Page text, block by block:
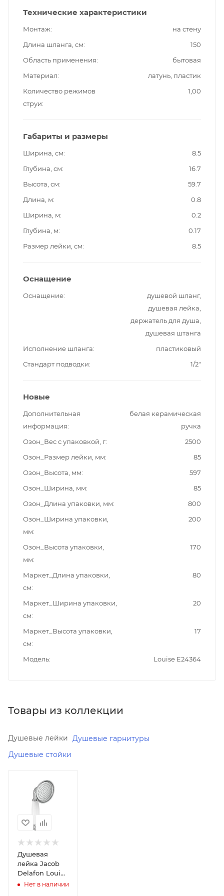
Технические характеристики
Монтаж
на стену
Длина шланга, см
150
Область применения
бытовая
Материал
латунь, пластик
Количество режимов
струи
1,00
Габариты и размеры
Ширина, см
8.5
Глубина, см
16.7
Высота, см
59.7
Длина, м
0.8
Ширина, м
0.2
Глубина, м
0.17
Размер лейки, см
8.5
Оснащение
Оснащение
душевой шланг,
душевая лейка,
держатель для душа,
душевая штанга
Исполнение шланга
пластиковый
Стандарт подводки
1/2"
Новые
Дополнительная
информация
белая керамическая
ручка
Озон_Вес с упаковкой, г
2500
Озон_Размер лейки, мм
85
Озон_Высота, мм
597
Озон_Ширина, мм
85
Озон_Длина упаковки, мм
800
Озон_Ширина упаковки,
мм
200
Озон_Высота упаковки,
мм
170
Маркет_Длина упаковки,
см
80
Маркет_Ширина упаковки,
см
20
Маркет_Высота упаковки,
см
17
Модель Louise E24364
Товары из коллекции
Душевые лейки
Душевые гарнитуры
Душевые стойки
Минимальная
6323.21
Реквизиты
Душ,
Товар,
00-
01108351,
0.4
Бренд
Душевая
лейка Jacob
Delafon Louise
E24366-CP
Нет в наличии